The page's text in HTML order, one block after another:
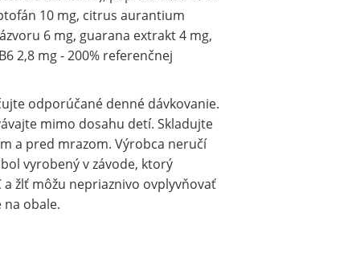
10 mg, citrus aurantium
6 mg, guarana extrakt 4 mg,
2,8 mg - 200% referenčnej
odporúčané denné dávkovanie.
mimo dosahu detí. Skladujte
a pred mrazom. Výrobca neručí
vyrobený v závode, ktorý
a žlť môžu nepriaznivo ovplyvňovať
obale.